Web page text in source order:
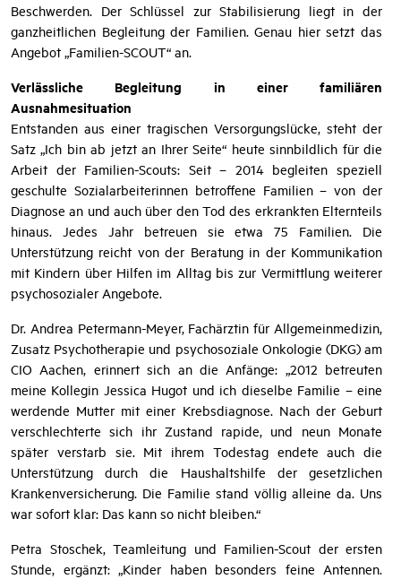
Beschwerden. Der Schlüssel zur Stabilisierung liegt in der
ganzheitlichen Begleitung der Familien. Genau hier setzt das
Angebot „Familien-SCOUT“ an.
Verlässliche Begleitung in einer familiären
Ausnahmesituation
Entstanden aus einer tragischen Versorgungslücke, steht der
Satz „Ich bin ab jetzt an Ihrer Seite“ heute sinnbildlich für die
Arbeit der Familien-Scouts: Seit – 2014 begleiten speziell
geschulte Sozialarbeiterinnen betroffene Familien – von der
Diagnose an und auch über den Tod des erkrankten Elternteils
hinaus. Jedes Jahr betreuen sie etwa 75 Familien. Die
Unterstützung reicht von der Beratung in der Kommunikation
mit Kindern über Hilfen im Alltag bis zur Vermittlung weiterer
psychosozialer Angebote.
Dr. Andrea Petermann-Meyer, Fachärztin für Allgemeinmedizin,
Zusatz Psychotherapie und psychosoziale Onkologie (DKG) am
CIO Aachen, erinnert sich an die Anfänge: „2012 betreuten
meine Kollegin Jessica Hugot und ich dieselbe Familie – eine
werdende Mutter mit einer Krebsdiagnose. Nach der Geburt
verschlechterte sich ihr Zustand rapide, und neun Monate
später verstarb sie. Mit ihrem Todestag endete auch die
Unterstützung durch die Haushaltshilfe der gesetzlichen
Krankenversicherung. Die Familie stand völlig alleine da. Uns
war sofort klar: Das kann so nicht bleiben.“
Petra Stoschek, Teamleitung und Familien-Scout der ersten
Stunde, ergänzt: „Kinder haben besonders feine Antennen.